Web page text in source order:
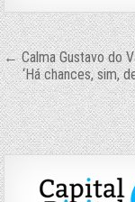
de
Post
← Calma Gustavo do
‘Há chances, sim,